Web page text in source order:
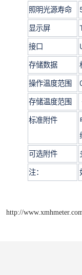
照明光源寿命
显示屏
接口
存储数据
操作温度范围
存储温度范围
标准附件
可选附件
注：
http://